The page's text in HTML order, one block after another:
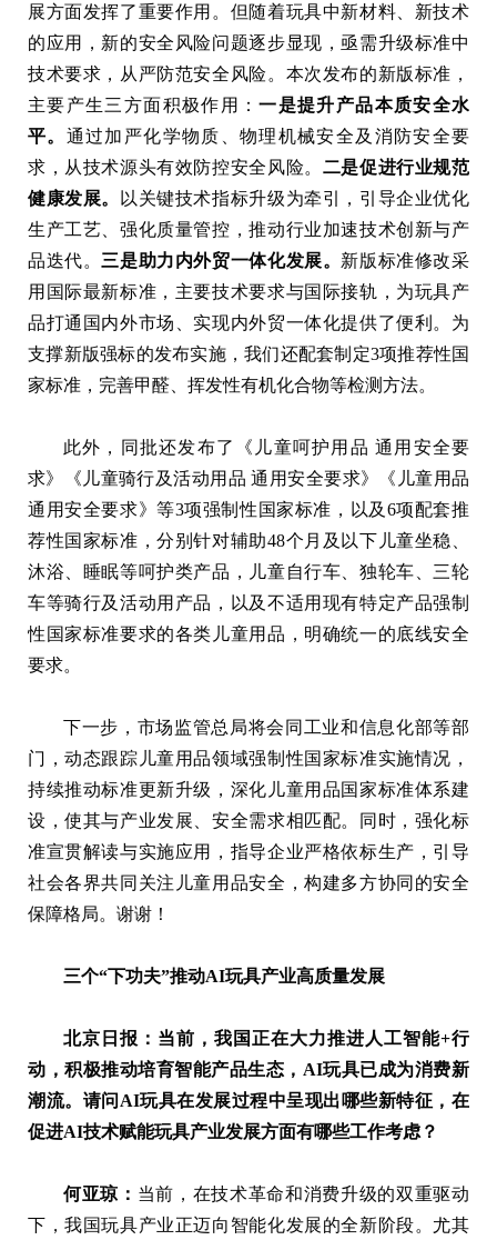
展方面发挥了重要作用。但随着玩具中新材料、新技术
的应用，新的安全风险问题逐步显现，亟需升级标准中
技术要求，从严防范安全风险。本次发布的新版标准，
主要产生三方面积极作用：一是提升产品本质安全水
平。 通过加严化学物质、物理机械安全及消防安全要
求，从技术源头有效防控安全风险。 二是促进行业规范
健康发展。
以关键技术指标升级为牵引，引导企业优化
生产工艺、强化质量管控，推动行业加速技术创新与产
品迭代。 三是助力内外贸一体化发展。 新版标准修改采
用国际最新标准，主要技术要求与国际接轨，为玩具产
品打通国内外市场、实现内外贸一体化提供了便利。为
支撑新版强标的发布实施，我们还配套制定3项推荐性国
家标准，完善甲醛、挥发性有机化合物等检测方法。
此外，同批还发布了《儿童呵护用品 通用安全要
求》《儿童骑行及活动用品 通用安全要求》《儿童用品
通用安全要求》等3项强制性国家标准，以及6项配套推
荐性国家标准，分别针对辅助48个月及以下儿童坐稳、
沐浴、睡眠等呵护类产品，儿童自行车、独轮车、三轮
车等骑行及活动用产品，以及不适用现有特定产品强制
性国家标准要求的各类儿童用品，明确统一的底线安全
要求。
下一步，市场监管总局将会同工业和信息化部等部
门，动态跟踪儿童用品领域强制性国家标准实施情况，
持续推动标准更新升级，深化儿童用品国家标准体系建
设，使其与产业发展、安全需求相匹配。同时，强化标
准宣贯解读与实施应用，指导企业严格依标生产，引导
社会各界共同关注儿童用品安全，构建多方协同的安全
保障格局。谢谢！
三个“下功夫”推动AI玩具产业高质量发展
北京日报：当前，我国正在大力推进人工智能+行
动，积极推动培育智能产品生态，AI玩具已成为消费新
潮流。请问AI玩具在发展过程中呈现出哪些新特征，在
促进AI技术赋能玩具产业发展方面有哪些工作考虑？
何亚琼： 当前，在技术革命和消费升级的双重驱动
下，我国玩具产业正迈向智能化发展的全新阶段。尤其